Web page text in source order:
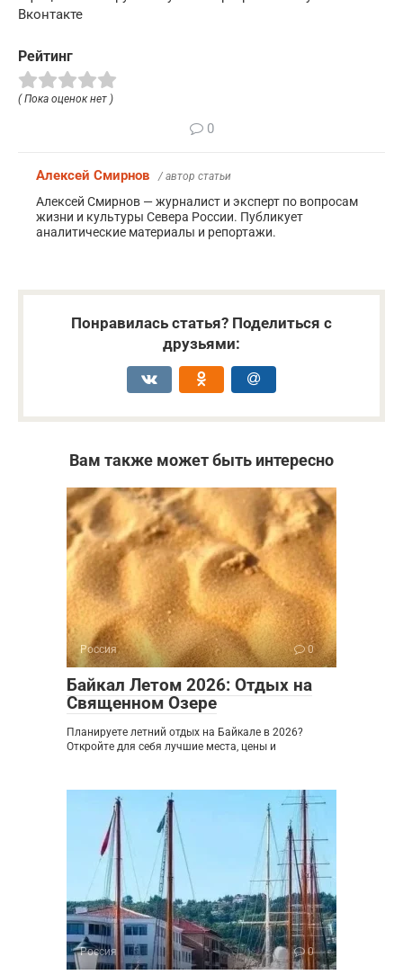
Вконтакте
Рейтинг
( Пока оценок нет )
0
Алексей Смирнов / автор статьи
Алексей Смирнов — журналист и эксперт по вопросам
жизни и культуры Севера России. Публикует
аналитические материалы и репортажи.
Понравилась статья? Поделиться с
друзьями:
Вам также может быть интересно
Россия 0
Байкал Летом 2026: Отдых на
Священном Озере
Планируете летний отдых на Байкале в 2026?
Откройте для себя лучшие места, цены и
Россия 0